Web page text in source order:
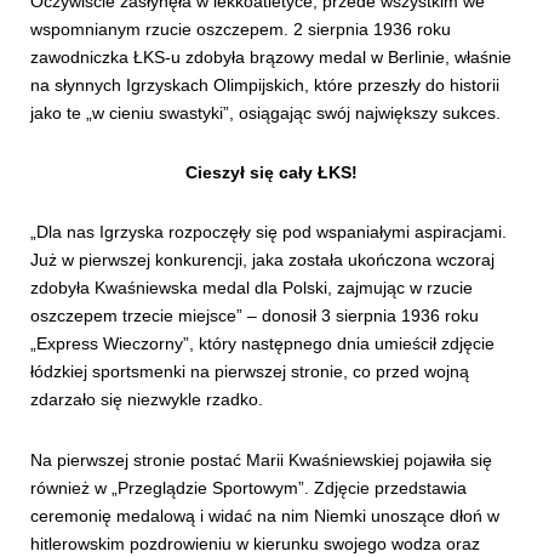
wspomnianym rzucie oszczepem. 2 sierpnia 1936 roku
zawodniczka ŁKS-u zdobyła brązowy medal w Berlinie, właśnie
na słynnych Igrzyskach Olimpijskich, które przeszły do historii
jako te „w cieniu swastyki”, osiągając swój największy sukces.
Cieszył się cały ŁKS!
„Dla nas Igrzyska rozpoczęły się pod wspaniałymi aspiracjami.
Już w pierwszej konkurencji, jaka została ukończona wczoraj
zdobyła Kwaśniewska medal dla Polski, zajmując w rzucie
oszczepem trzecie miejsce” – donosił 3 sierpnia 1936 roku
„Express Wieczorny”, który następnego dnia umieścił zdjęcie
łódzkiej sportsmenki na pierwszej stronie, co przed wojną
zdarzało się niezwykle rzadko.
Na pierwszej stronie postać Marii Kwaśniewskiej pojawiła się
również w „Przeglądzie Sportowym”. Zdjęcie przedstawia
ceremonię medalową i widać na nim Niemki unoszące dłoń w
hitlerowskim pozdrowieniu w kierunku swojego wodza oraz